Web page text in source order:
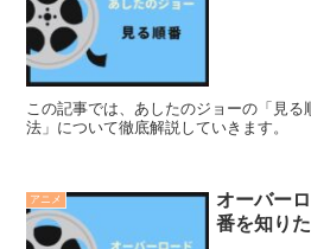
この記事では、あしたのジョーの「見
法」について徹底解説していきます。
アニメ
オーバー
番を知り